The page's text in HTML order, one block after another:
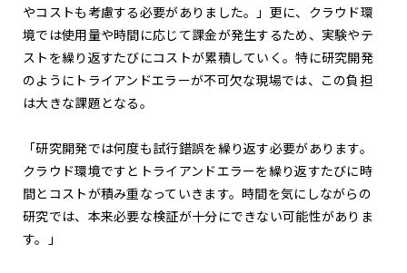
やコストも考慮する必要がありました。」更に、クラウド環
境では使用量や時間に応じて課金が発生するため、実験やテ
ストを繰り返すたびにコストが累積していく。特に研究開発
のようにトライアンドエラーが不可欠な現場では、この負担
は大きな課題となる。
「研究開発では何度も試行錯誤を繰り返す必要があります。
クラウド環境ですとトライアンドエラーを繰り返すたびに時
間とコストが積み重なっていきます。時間を気にしながらの
研究では、本来必要な検証が十分にできない可能性がありま
す。」